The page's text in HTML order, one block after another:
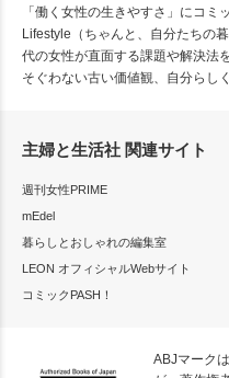
「働く女性の生きやすさ」にコ
Lifestyle（ちゃんと、自分たちの
代の女性が直面する課題や解決法
そぐわない古い価値観、自分らし
主婦と生活社 関連サイト
週刊女性PRIME
mEdel
暮らしとおしゃれの編集室
LEON オフィシャルWebサイト
コミックPASH！
ABJマーク